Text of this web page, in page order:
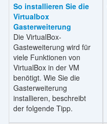
So installieren Sie die
Virtualbox
Gasterweiterung
Die VirtualBox-
Gasteweiterung wird für
viele Funktionen von
VirtualBox in der VM
benötigt. Wie Sie die
Gasterweiterung
installieren, beschreibt
der folgende Tipp.